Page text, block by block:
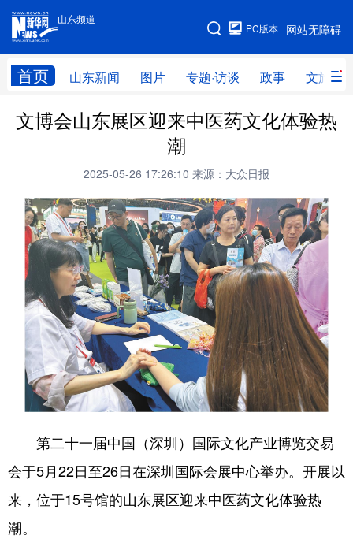
山东频道
网站无障碍
PC版本
首页 山东新闻 图片 专题·访谈 政事 文旅
手机版
网站地图
学习进行时 高层 时政 人事
全球连线
科技 科普 体育 文化
健康 军事 访谈 视频
图片 中央文件 金融 汽车
食品 人居 信息化 乡村振兴
溯源中国 城市 旅游 能源
会展 彩票 娱乐 时尚
悦读 公益 书画 一带一路
亚太网 上市公司 投教基地
地方频道
文博会山东展区迎来中医药文化体验热
潮
2025-05-26 17:26:10 来源：大众日报
第二十一届中国（深圳）国际文化产业博览交易
会于5月22日至26日在深圳国际会展中心举办。开展以
来，位于15号馆的山东展区迎来中医药文化体验热
潮。